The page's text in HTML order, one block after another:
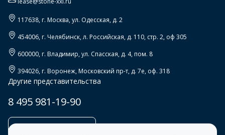
117638, г. Москва,ул. Одесская, д. 2
454006, г. Челябинск,л. Российская, д. 110, стр. 2, оф 305
600000, г. Владимир,ул. Спасская, д. 4, пом. 8
394026, г. Воронеж,Московский пр-т, д. 7е, оф. 318
Другие представительства
8 495 981-19-90